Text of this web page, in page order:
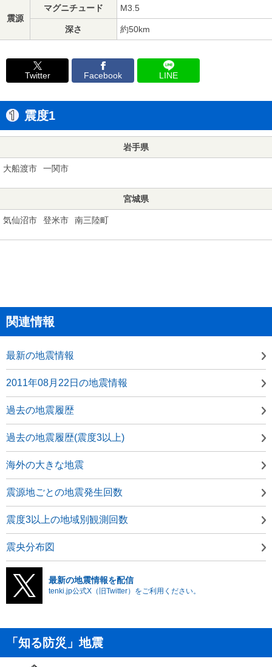
震源
マグニチュード M3.5
深さ 約50km
Twitter Facebook LINE
震度1
岩手県
大船渡市 一関市
宮城県
気仙沼市 登米市 南三陸町
関連情報
最新の地震情報
2011年08月22日の地震情報
過去の地震履歴
過去の地震履歴(震度3以上)
海外の大きな地震
震源地ごとの地震発生回数
震度3以上の地域別観測回数
震央分布図
最新の地震情報を配信
tenki.jp公式X（旧Twitter）をご利用ください。
「知る防災」地震